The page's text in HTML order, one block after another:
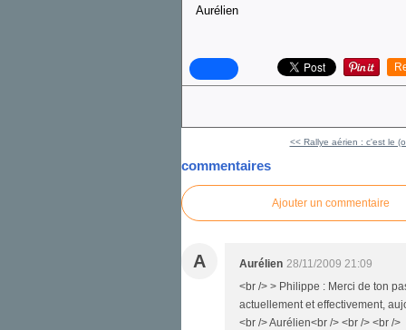
Aurélien
<< Rallye aérien : c'est le
commentaires
Ajouter un commentaire
A Aurélien 28/11/2009 21:09
<br /> > Philippe : Merci de ton
actuellement et effectivement,
<br /> Aurélien<br /> <br /> <br />